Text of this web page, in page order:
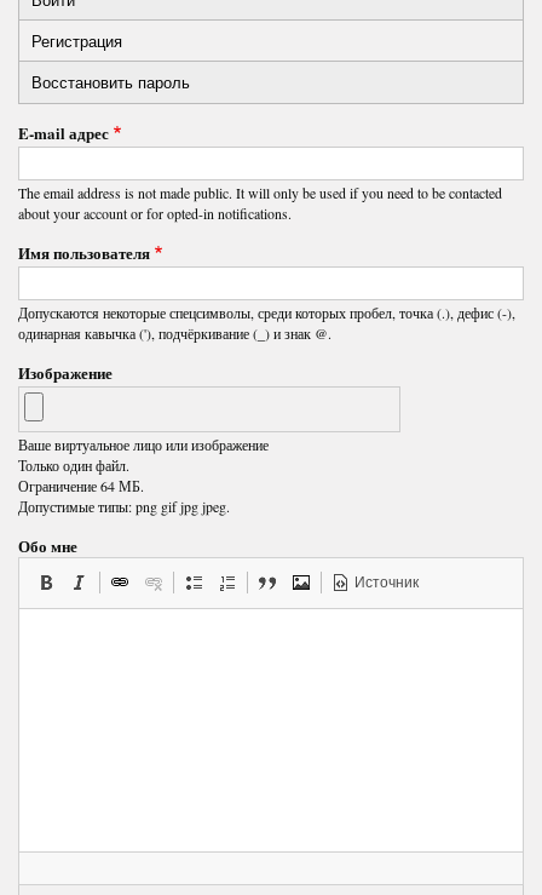
Primary
tabs
Регистрация
вкладка)
Восстановить пароль
E-mail адрес
The email address is not made public. It will only be used if you need to be contacted
about your account or for opted-in notifications.
Имя пользователя
Допускаются некоторые спецсимволы, среди которых пробел, точка (.), дефис (-),
одинарная кавычка ('), подчёркивание (_) и знак @.
Изображение
Ваше виртуальное лицо или изображение
Только один файл.
Ограничение 64 МБ.
Допустимые типы: png gif jpg jpeg.
Обо мне
Источник